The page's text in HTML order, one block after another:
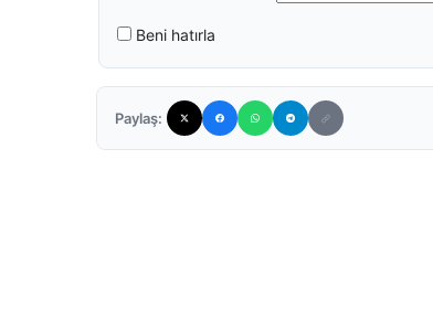
Beni hatırla
Paylaş: